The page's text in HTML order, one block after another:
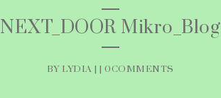
NEXT_DOOR Mikro_Blog
BY LYDIA | | 0COMMENTS